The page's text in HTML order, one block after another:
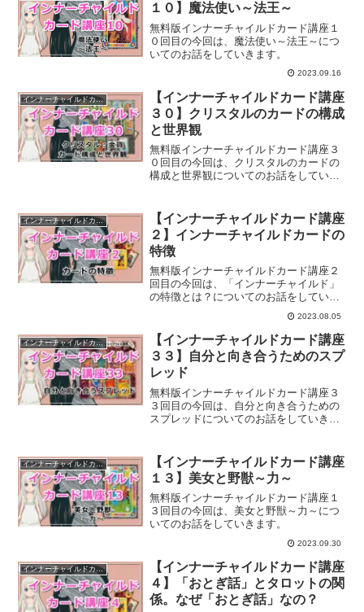
１０】魔法使い～法王～
無料版インナーチャイルドカード講座１
０回目の今回は、魔法使い～法王～につ
いてのお話をしていきます。
2023.09.16
インナーチャイルドカード講座
【インナーチャイルドカード講座
３０】クリスタルのカードの構成
と世界観
無料版インナーチャイルドカード講座３
０回目の今回は、クリスタルのカードの
構成と世界観についてのお話をしていき
インナーチャイルドカード講座
【インナーチャイルドカード講座
２】インナーチャイルドカードの
特徴
無料版インナーチャイルドカード講座２
回目の今回は、「インナーチャイルド」
の特徴とは？についてのお話をしていき
2023.08.05
インナーチャイルドカード講座
【インナーチャイルドカード講座
３３】自分と向き合うためのスプ
レッド
無料版インナーチャイルドカード講座３
３回目の今回は、自分と向き合うための
スプレッドについてのお話をしていきま
インナーチャイルドカード講座
【インナーチャイルドカード講座
１３】美女と野獣～力～
無料版インナーチャイルドカード講座１
３回目の今回は、美女と野獣～力～につ
いてのお話をしていきます。
2023.09.30
インナーチャイルドカード講座
【インナーチャイルドカード講座
４】「おとぎ話」とタロットの関
係。なぜ「おとぎ話」なの？